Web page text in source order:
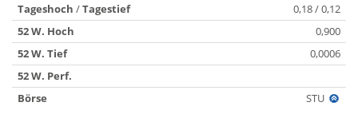
Tageshoch /Tagestief
0,18 / 0,12
52 W. Hoch
0,900
52 W. Tief
0,0006
52 W. Perf.
Börse
STU